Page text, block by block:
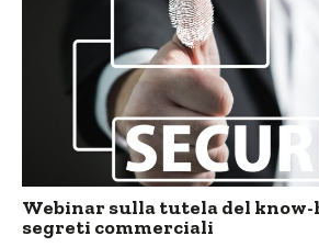
Webinar sulla tutela del know-
segreti commerciali